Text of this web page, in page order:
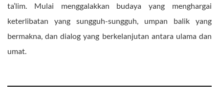
ta’lim. Mulai menggalakkan budaya yang menghargai
keterlibatan yang sungguh-sungguh, umpan balik yang
bermakna, dan dialog yang berkelanjutan antara ulama dan
umat.